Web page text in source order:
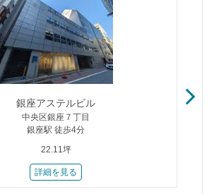
銀座アステルビル
中央区銀座７丁目
銀座駅 徒歩4分
22.11坪
詳細を見る